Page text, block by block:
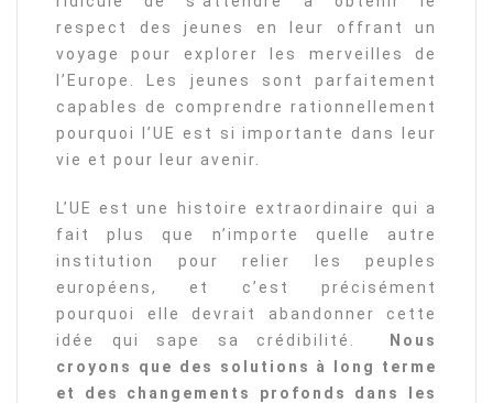
respect des jeunes en leur offrant un
voyage pour explorer les merveilles de
l’Europe. Les jeunes sont parfaitement
capables de comprendre rationnellement
pourquoi l’UE est si importante dans leur
vie et pour leur avenir.
L’UE est une histoire extraordinaire qui a
fait plus que n’importe quelle autre
institution pour relier les peuples
européens, et c’est précisément
pourquoi elle devrait abandonner cette
idée qui sape sa crédibilité.
Nous
croyons que des solutions à long terme
et des changements profonds dans les